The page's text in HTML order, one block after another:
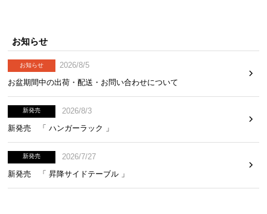
操作しやすいタッチセンサー搭載
見た目も操作もスマートなタッチセンサー搭載。軽
く触れるだけで簡単に操作することができます。
お知らせ
お知らせ
2026/8/5
お盆期間中の出荷・配送・お問い合わせについて
新発売
2026/8/3
新発売 「 ハンガーラック 」
新発売
2026/7/27
新発売 「 昇降サイドテーブル 」